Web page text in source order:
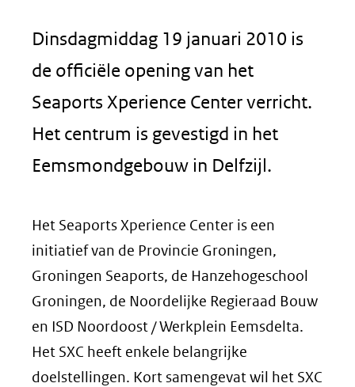
Dinsdagmiddag 19 januari 2010 is
de officiële opening van het
Seaports Xperience Center verricht.
Het centrum is gevestigd in het
Eemsmondgebouw in Delfzijl.
Het Seaports Xperience Center is een
initiatief van de Provincie Groningen,
Groningen Seaports, de Hanzehogeschool
Groningen, de Noordelijke Regieraad Bouw
en ISD Noordoost / Werkplein Eemsdelta.
Het SXC heeft enkele belangrijke
doelstellingen. Kort samengevat wil het SXC